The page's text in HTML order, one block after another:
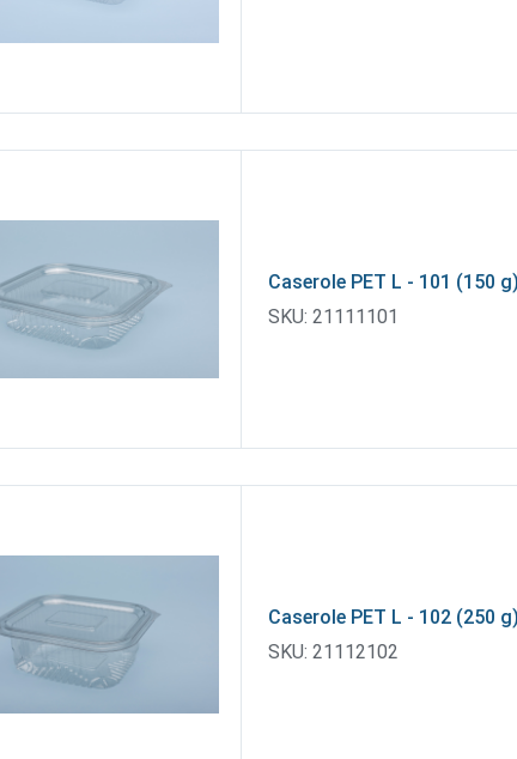
Caserole PET L - 101 (150
SKU: 21111101
Caserole PET L - 102 (250
SKU: 21112102